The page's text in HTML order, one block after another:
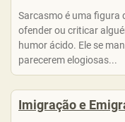
Sarcasmo é uma figura
ofender ou criticar
humor ácido. Ele se
parecerem elogiosas...
Imigração e